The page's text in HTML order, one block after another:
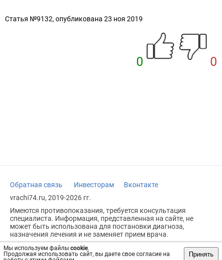
Мы используем файлы cookie.
Продолжая использовать сайт, вы даете свое согласие на
Принять
Статья №9132, опубликована 23 ноя 2019
0 0
Обратная связь Инвесторам
Вконтакте
vrachi74.ru, 2019-2026 гг.
Имеются противопоказания, требуется консультация
специалиста. Информация, представленная на сайте, не
может быть использована для постановки диагноза,
назначения лечения и не заменяет прием врача.
Возрастное ограничение: 18+